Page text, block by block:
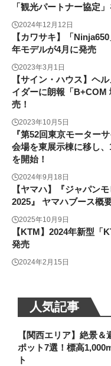
「観光パートナー協定
2024年12月12日
【カワサキ】「
年モデルが4月に発売
2023年3月1日
【サイン・ハウス】ヘ
イダーに朗報「B+COM
売！
2023年10月5日
『第52回東京モーター
会場を東展示棟に移し
を開始！
2024年9月18日
【ヤマハ】『ジャパン
2025』 ヤマハブース概
2025年10月9日
【KTM】2024年新型「
発売
2024年2月15日
人気記事
【関西エリア】絶景
ポット7選！標高
ト